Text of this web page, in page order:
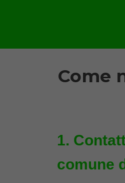
Come
comune